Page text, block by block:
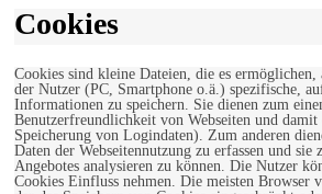
Cookies
Cookies sind kleine Dateien, die es
der Nutzer (PC, Smartphone o.ä.) spezifische,
Informationen zu speichern. Sie dienen zum
Benutzerfreundlichkeit von Webseiten und
Speicherung von Logindaten). Zum anderen
Daten der Webseitennutzung zu erfassen und sie
Angebotes analysieren zu können. Die Nutzer
Cookies Einfluss nehmen. Die meisten Browser